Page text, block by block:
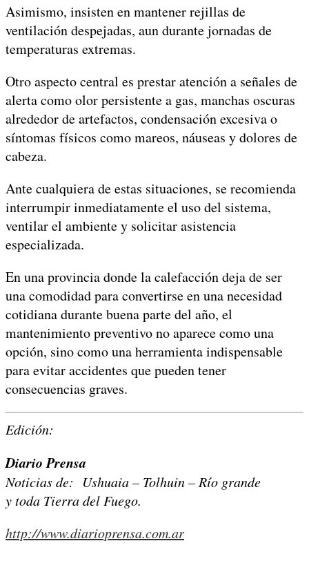
Asimismo, insisten en mantener rejillas de
ventilación despejadas, aun durante jornadas de
temperaturas extremas.
Otro aspecto central es prestar atención a señales de
alerta como olor persistente a gas, manchas oscuras
alrededor de artefactos, condensación excesiva o
síntomas físicos como mareos, náuseas y dolores de
cabeza.
Ante cualquiera de estas situaciones, se recomienda
interrumpir inmediatamente el uso del sistema,
ventilar el ambiente y solicitar asistencia
especializada.
En una provincia donde la calefacción deja de ser
una comodidad para convertirse en una necesidad
cotidiana durante buena parte del año, el
mantenimiento preventivo no aparece como una
opción, sino como una herramienta indispensable
para evitar accidentes que pueden tener
consecuencias graves.
Edición:
Diario Prensa
Noticias de: Ushuaia – Tolhuin – Río grande
y toda Tierra del Fuego.
http://www.diarioprensa.com.ar